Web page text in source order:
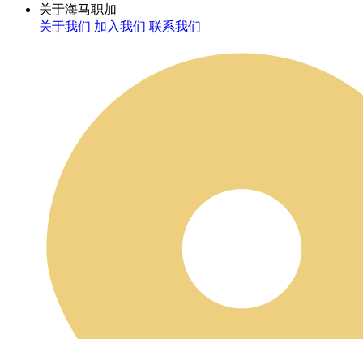
关于海马职加
关于我们 加入我们 联系我们